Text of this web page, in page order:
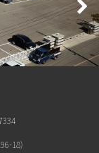
18)